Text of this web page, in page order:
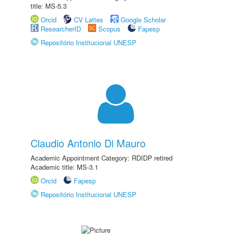
title: MS-5.3
Orcid
CV Lattes
Google Scholar
ResearcherID
Scopus
Fapesp
Repositório Institucional UNESP
Claudio Antonio Di Mauro
Academic Appointment Category: RDIDP retired
Academic title: MS-3.1
Orcid
Fapesp
Repositório Institucional UNESP